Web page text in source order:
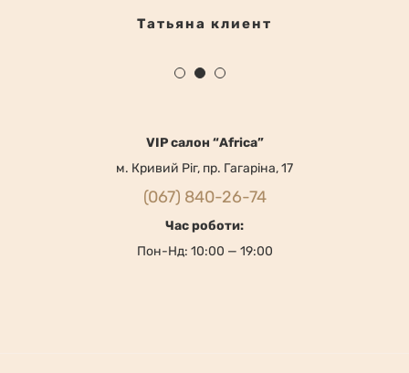
Татьяна клиент
VIP салон “Africa”
м. Кривий Ріг, пр. Гагаріна, 17
(067) 840-26-74
Час роботи:
Пон-Нд: 10:00 — 19:00